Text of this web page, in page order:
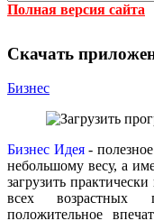
Полная версия сайта
Скачать
Бизнес
Бизнес Идея-
небольшому весу, а
загрузить
всех возрастных
положительное